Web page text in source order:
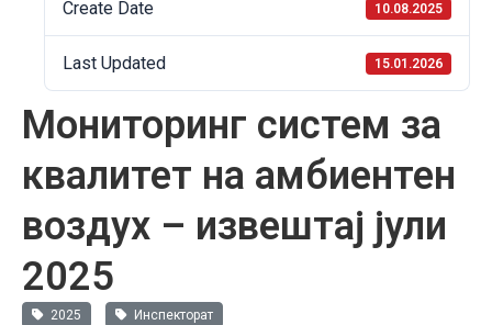
Create Date 10.08.2025
Last Updated 15.01.2026
Мониторинг систем за
квалитет на амбиентен
воздух – извештај јули
2025
2025 Инспекторат